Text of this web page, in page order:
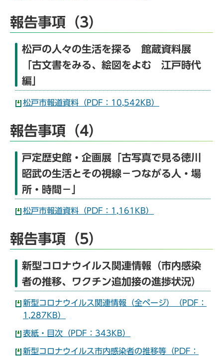
報告事項（3）
松戸の人々の生活を探る 館蔵資料展
「古文書をみる、絵図をよむ 江戸時代
編」
松戸市報道資料（PDF：10,542KB）
報告事項（4）
戸定歴史館・企画展「古写真で見る徳川
昭武の生活とその視線－つながる人・場
所・時間－」
松戸市報道資料（PDF：1,161KB）
報告事項（5）
新型コロナウイルス関連情報（市内感染
者の推移、ワクチン追加接の進捗状況）
新型コロナウイルス関連情報（全ページ）（PDF：
1,287KB）
表紙・目次（PDF：343KB）
新型コロナウイルス市内感染者の推移等（PDF：